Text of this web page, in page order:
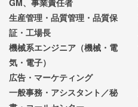
GM、事業責任者
生産管理・品質管理・品質保
証・工場長
機械系エンジニア（機械・電
気・電子）
広告・マーケティング
一般事務・アシスタント／秘